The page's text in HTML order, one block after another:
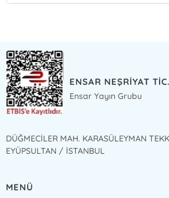
ENSAR NEŞRİYAT
Ensar Yayın Grubu
DÜĞMECİLER MAH. KARASÜLEYMAN
EYÜPSULTAN / İSTANBUL
MENÜ